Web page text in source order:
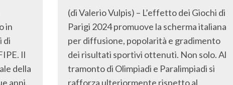
in
di
Il
della
anni,
(di Valerio Vulpis) – L’effetto dei Giochi di
Parigi 2024 promuove la scherma italiana
per diffusione, popolarità e gradimento
dei risultati sportivi ottenuti. Non solo. Al
tramonto di Olimpiadi e Paralimpiadi si
rafforza ulteriormente rispetto al